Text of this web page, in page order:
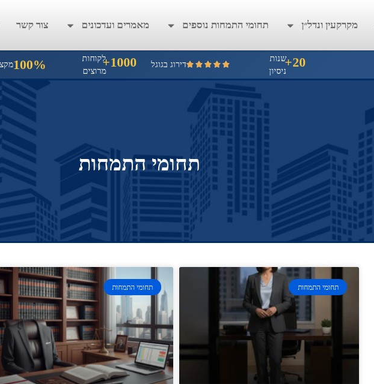
מקרקעין ונדל״ן תחומי התמחות נוספים מאמרים ועדכונים צור קשר
20+
שנות
ניסיון
דירוג בגוגל 1000+ לקוחות
מרוצים
100%
תחומי התמחות
תחומי התמחות תחומי התמחות